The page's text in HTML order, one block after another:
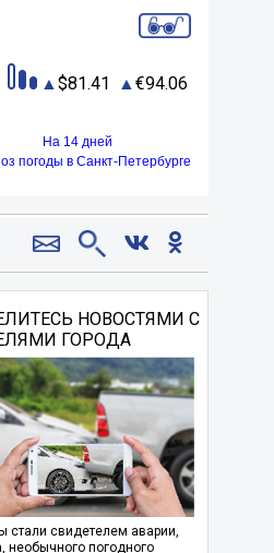
81.41 94.06
На 14 дней
погоды в Санкт-Петербурге
НОВОСТЯМИ С
ГОРОДА
стали свидетелем аварии,
необычного погодного